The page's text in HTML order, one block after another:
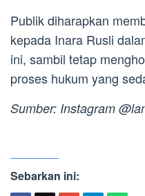
Publik diharapkan
kepada Inara Rusli
ini, sambil tetap
proses hukum yang
Sumber: Instagram
Sebarkan ini: